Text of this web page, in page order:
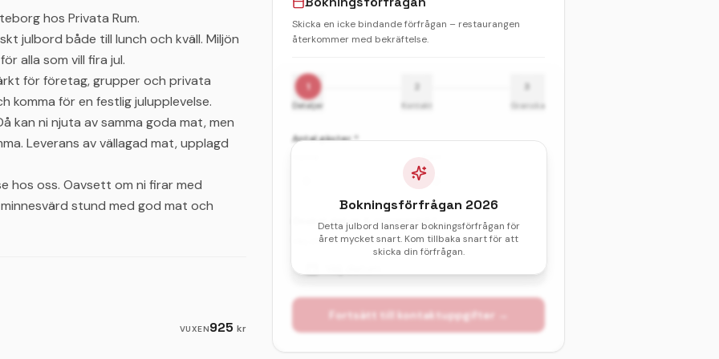
hos Privata Rum.
julbord både till lunch och kväll. Miljön
alla som vill fira jul.
för företag, grupper och privata
komma för en festlig julupplevelse.
kan ni njuta av samma goda mat, men
Leverans av vällagad mat, upplagd
hos oss. Oavsett om ni firar med
stund med god mat och
VUXEN925 kr
Skicka en icke bindande förfrågan – restaurangen
återkommer med bekräftelse.
1
Detaljer Kontakt
3
Granska
Antal gäster *
Barn
Önskat datum & sittningstid *
Välj ditt förstaval av datum och tid.
Fortsätt till kontaktuppgifter →
Bokningsförfrågan 2026
Detta julbord lanserar bokningsförfrågan för
året mycket snart. Kom tillbaka snart för att
skicka din förfrågan.